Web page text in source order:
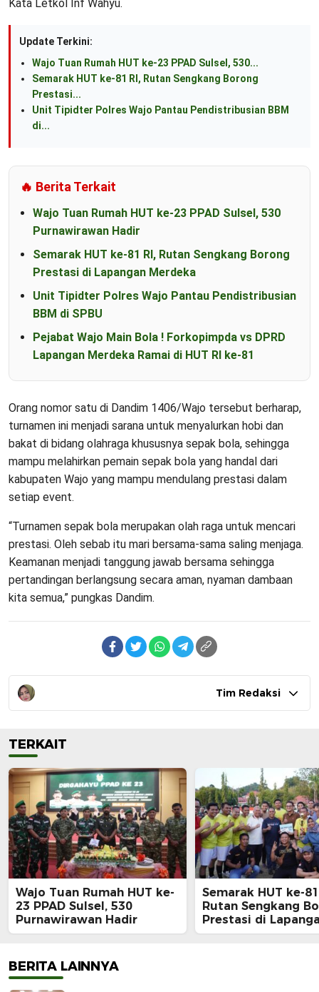
Kata Letkol Inf Wahyu.
Update Terkini:
Wajo Tuan Rumah HUT ke-23 PPAD Sulsel, 530...
Semarak HUT ke-81 RI, Rutan Sengkang Borong
Prestasi...
Unit Tipidter Polres Wajo Pantau Pendistribusian BBM
di...
🔥 Berita Terkait
Wajo Tuan Rumah HUT ke-23 PPAD Sulsel, 530
Purnawirawan Hadir
Semarak HUT ke-81 RI, Rutan Sengkang Borong
Prestasi di Lapangan Merdeka
Unit Tipidter Polres Wajo Pantau Pendistribusian
BBM di SPBU
Pejabat Wajo Main Bola ! Forkopimpda vs DPRD
Lapangan Merdeka Ramai di HUT RI ke-81
Orang nomor satu di Dandim 1406/Wajo tersebut berharap,
turnamen ini menjadi sarana untuk menyalurkan hobi dan
bakat di bidang olahraga khususnya sepak bola, sehingga
mampu melahirkan pemain sepak bola yang handal dari
kabupaten Wajo yang mampu mendulang prestasi dalam
setiap event.
“Turnamen sepak bola merupakan olah raga untuk mencari
prestasi. Oleh sebab itu mari bersama-sama saling menjaga.
Keamanan menjadi tanggung jawab bersama sehingga
pertandingan berlangsung secara aman, nyaman dambaan
kita semua,” pungkas Dandim.
Tim Redaksi
TERKAIT
Wajo Tuan Rumah HUT ke-
23 PPAD Sulsel, 530
Purnawirawan Hadir
Semarak HUT ke-
Rutan Sengkang
Prestasi di
Merdeka
BERITA LAINNYA